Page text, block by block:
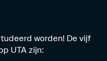
worden! De vijf
UTA zijn: